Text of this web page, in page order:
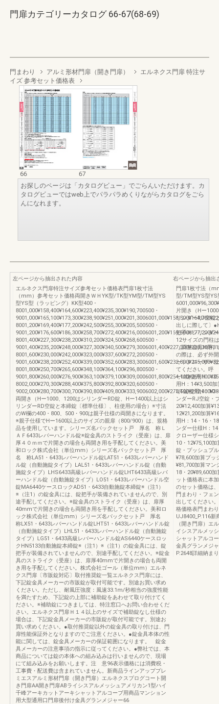
門扉カテゴリーカタログ 66-67(68-69)
門まわり アルミ形材門扉（開き門扉）
エルネクス門扉 特注サ
イズ 参考セット価格表
66
67
お探しのページは「カタログビュー」でごらんいただけます。カ
タログビューではweb上でパラパラめくりながらカタログをごら
んになれます。
左ページから抽出された内容
エルネクス門扉特注サイズ参考セット価格表門扉1枚寸法
（mm）参考セット価格両開きＷＨYK型/TK型YM型/TM型YS
型YS型（ラッピング）KK型400・
8001,000¥158,400¥164,600¥223,400¥235,300¥190,700500・
8001,200¥169,400¥177,200¥242,500¥255,300¥205,500500・
8001,400¥227,300¥238,200¥310,200¥324,500¥268,600500・
8001,600¥230,000¥242,000¥323,000¥337,600¥272,200500・
8001,800¥250,700¥265,600¥348,100¥364,100¥296,800500・
8002,000¥270,300¥288,400¥375,800¥392,800¥320,600500・
両開き（Hー1000、1200はシリンダーRD錠、Hー1400以上はシ
リンダーRD空錠と本締錠〔標準仕様〕、柱使用の場合）※寸法
のW欄の400・800、500・900は親子仕様の両開きになります。
※親子仕様でHー1600以上のサイズの親扉（800/900）は、規格
品を使用しています。シリーズ名バックセット戸 厚名 称Ｌ
ＡＦ6433レバーハンドル錠※錠金具のストライク（受座）は、扉
厚４０ｍｍで片開きの場合も両開き用を手配してください。美
和ロック株式会社（単位mm）シリーズ名バックセット戸 厚
名 称LA51・6433レバーハンドル錠LAT51・6433レバーハンド
ル錠（自動施錠タイプ）LAL51・6433レバーハンドル錠（自動
施錠タイプ）LHS6433高級レバーハンドル錠LHT6433高級レバ
ーハンドル錠（自動施錠タイプ）LO51・6433レバーハンドル空
錠MA6440ケースロックAD51・6433自動施錠本締錠※（注1）
※（注1）の錠金具には、錠把手が装備されていませんので、別
途手配してください。※錠金具のストライク（受座）は、扉厚
40mmで片開きの場合も両開き用を手配してください。美和ロ
ック株式会社（単位mm）シリーズ名バックセット戸 厚名
称LX51・6433レバーハンドル錠LHT51・6433レバーハンドル錠
（自動施錠タイプ）LHL51・6433レバーハンドル錠（自動施錠
タイプ）LG51・6433高級レバーハンドル錠AS6440ケースロッ
クHN5133自動施錠本締錠※（注1）※（注1）の錠金具には、錠
把手が装備されていませんので、別途手配してください。※錠金
具のストライク（受座）は、扉厚40mmで片開きの場合も両開
き用を手配してください。株式会社ゴール（単位mm）エルネ
クス門扉〔市販錠対応〕取付推奨錠一覧エルネクス門扉には、
下記錠金具メーカーの市販錠が取付可能です。別途お買い求め
ください。ただし、耐風圧強度：風速33.1m/秒相当の強度性能
を満たすため、下記錠の上部に補助錠をあわせて取り付けてく
ださい。※補助錠につきましては、特注窓口へお問い合わせくだ
さい。エルネクス門扉Ｈ１４以上のサイズで補助錠なし仕様の
場合は、下記錠金具メーカーの市販錠が取付可能です。別途お
買い求めください。●取付推奨錠以外の錠金具の取り付けは、門
扉性能保証外となりますのでご注意ください。●錠金具本体の性
能に関しては、錠金具メーカーの保証範囲になります。 錠金
具メーカーの注意事項の指示に従ってください。●弊社では、本
商品については錠の本体への組み込みは行いませんので、現場
にて組み込みをお願いします。注 意96表示価格には消費税・
工事費・配送費は含まれていません。新商品ラインアッププレ
ミエスアルミ形材門扉（開き門扉）エルネクスプログコート開
き門扉AA開き門扉ABライシスアルメッシュアメリカン1型ハイ
千峰アーキカットアーキシャットアルコーブ用商品マンション
用大型通用口門扉後付け金具グランメジャー66
右ページから抽出
門扉1枚寸法（
型/TM型YS型YS
片開き（Hー
リンダーRD空錠
出しに際して〕
把手のシリンダ
12サイズの門柱
（調整金具H用
の際は、必ず外
ートクローザー
てください。呼
ーU錠使用H：10
用H：14¥3,500
UT錠使用H：10
ンダーRJ空錠・
20¥12,400加算
12¥21,200加算
用H：14・16・
ンダー仕様H：
クローザー仕様
10・12¥75,100
錠・プッシュプ
¥78,600加算プッ
¥81,700加算マン
18・20¥89,600
ット価格表に本
のセット価格は
門まわり・フェ
出してください
格価格表門まわ
UJ8400_P.116新
（開き門扉）エ
イシスアルメッ
シャットアルコ
金具グランメジ
P.2648詳細納ま